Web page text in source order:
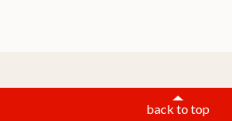
back to top